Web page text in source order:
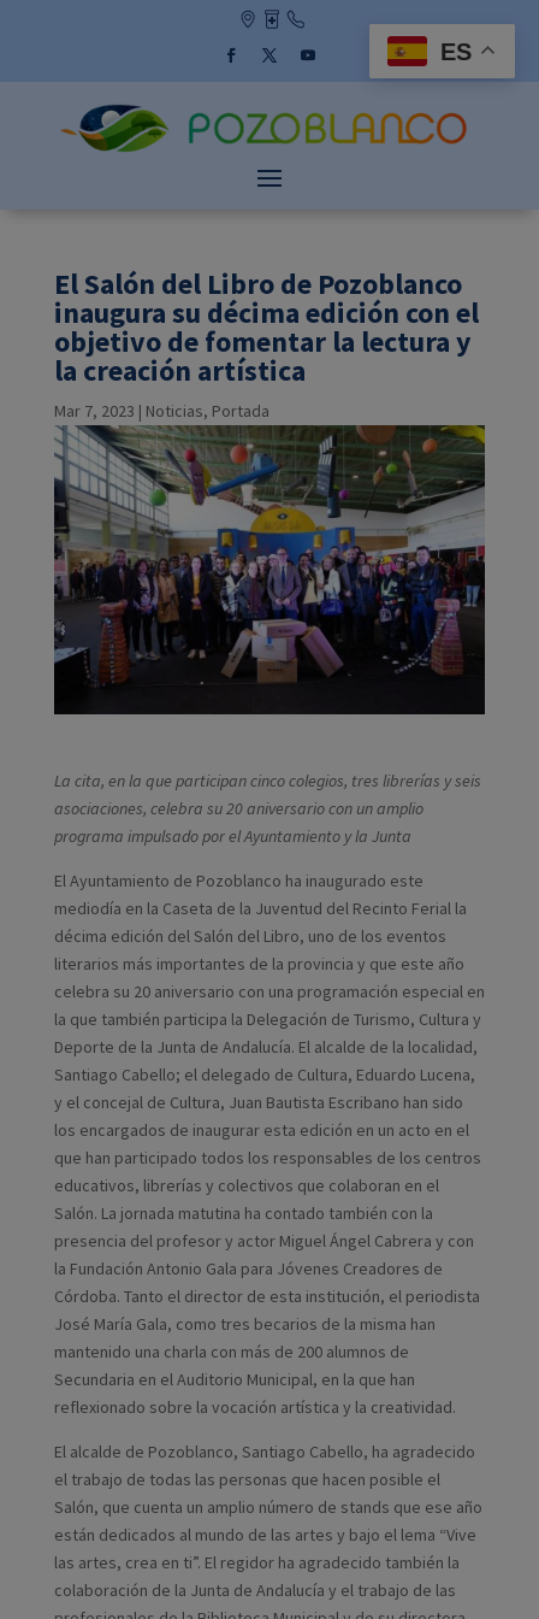
El Salón del Libro de Pozoblanco
inaugura su décima edición con el
objetivo de fomentar la lectura y
la creación artística
Mar 7, 2023 | Noticias, Portada
La cita, en la que participan cinco colegios, tres librerías y seis
asociaciones, celebra su 20 aniversario con un amplio
programa impulsado por el Ayuntamiento y la Junta
El Ayuntamiento de Pozoblanco ha inaugurado este
mediodía en la Caseta de la Juventud del Recinto Ferial la
décima edición del Salón del Libro, uno de los eventos
literarios más importantes de la provincia y que este año
celebra su 20 aniversario con una programación especial en
la que también participa la Delegación de Turismo, Cultura y
Deporte de la Junta de Andalucía. El alcalde de la localidad,
Santiago Cabello; el delegado de Cultura, Eduardo Lucena,
y el concejal de Cultura, Juan Bautista Escribano han sido
los encargados de inaugurar esta edición en un acto en el
que han participado todos los responsables de los centros
educativos, librerías y colectivos que colaboran en el
Salón. La jornada matutina ha contado también con la
presencia del profesor y actor Miguel Ángel Cabrera y con
la Fundación Antonio Gala para Jóvenes Creadores de
Córdoba. Tanto el director de esta institución, el periodista
José María Gala, como tres becarios de la misma han
mantenido una charla con más de 200 alumnos de
Secundaria en el Auditorio Municipal, en la que han
reflexionado sobre la vocación artística y la creatividad.
El alcalde de Pozoblanco, Santiago Cabello, ha agradecido
el trabajo de todas las personas que hacen posible el
Salón, que cuenta un amplio número de stands que ese año
están dedicados al mundo de las artes y bajo el lema “Vive
las artes, crea en ti”. El regidor ha agradecido también la
colaboración de la Junta de Andalucía y el trabajo de las
ES